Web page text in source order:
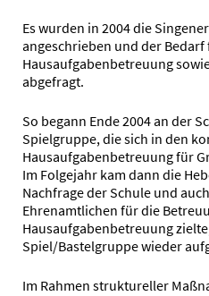
Es wurden in 2004 die
angeschrieben und der Bedarf
Hausaufgabenbetreuung
abgefragt.
So begann Ende 2004 an der
Spielgruppe, die sich in den
Hausaufgabenbetreuung für
Im Folgejahr kam dann die
Nachfrage der Schule und
Ehrenamtlichen für die
Hausaufgabenbetreuung
Spiel/Bastelgruppe wieder
Im Rahmen struktureller